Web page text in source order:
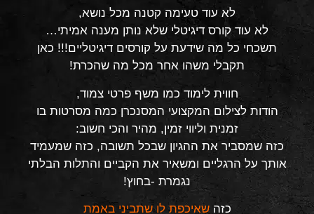
לא עוד טעימה קטנה מכל נושא,
לא עוד קורס דיגיטלי שלא נותן מענה אמיתי…
תשכחי כל מה שידעת על קורסים דיגיטליים!!! כאן
תקבלי משהו אחר מכל מה שהכרת!
חווית לימוד כמו משף פרטי צמוד,
הודות לצילום המקצועי המסנכרן כמה מסרטות בו
זמנית וליווי זמין, מהיר והכי חשוב:
כזה שמסביר את ההגיון שבכל תשובה, כזה שמעמיד
אותך על הרגליים ומשאיר את הקביים והתלות הבלתי
נגמרת -בחוץ!
כזהשאיכפת לו שתביני באמת